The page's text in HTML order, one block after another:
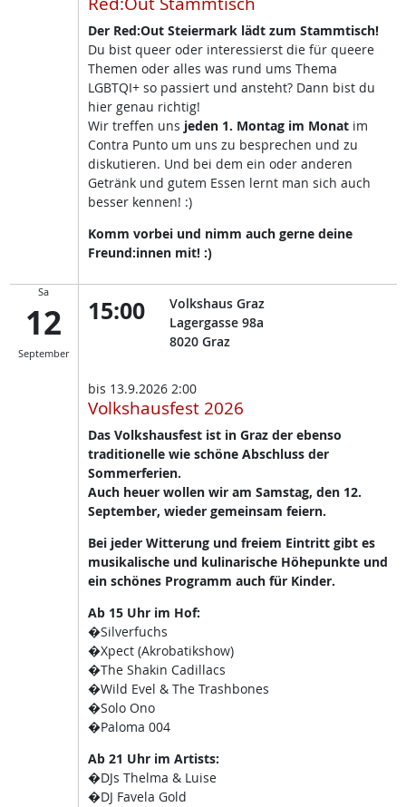
Der Red:Out Steiermark lädt zum Stammtisch!
Du bist queer oder interessierst die für queere
Themen oder alles was rund ums Thema
LGBTQI+ so passiert und ansteht? Dann bist du
hier genau richtig!
Wir treffen uns jeden 1. Montag im Monat im
Contra Punto um uns zu besprechen und zu
diskutieren. Und bei dem ein oder anderen
Getränk und gutem Essen lernt man sich auch
besser kennen! :)
Komm vorbei und nimm auch gerne deine
Freund:innen mit! :)
Sa
12
September
15:00
Volkshaus Graz
Lagergasse 98a
8020 Graz
bis 13.9.2026 2:00
Volkshausfest 2026
Das Volkshausfest ist in Graz der ebenso
traditionelle wie schöne Abschluss der
Sommerferien.
Auch heuer wollen wir am Samstag, den 12.
September, wieder gemeinsam feiern.
Bei jeder Witterung und freiem Eintritt gibt es
musikalische und kulinarische Höhepunkte und
ein schönes Programm auch für Kinder.
Ab 15 Uhr im Hof:
�Silverfuchs
�Xpect (Akrobatikshow)
�The Shakin Cadillacs
�Wild Evel & The Trashbones
�Solo Ono
�Paloma 004
Ab 21 Uhr im Artists:
�DJs Thelma & Luise
�DJ Favela Gold